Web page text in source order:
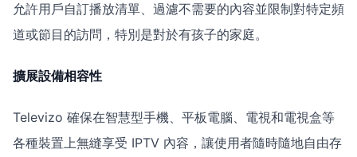
允許用戶自訂播放清單、過濾不需要的內容並限制對特定頻
道或節目的訪問，特別是對於有孩子的家庭。
擴展設備相容性
Televizo 確保在智慧型手機、平板電腦、電視和電視盒等
各種裝置上無縫享受 IPTV 內容，讓使用者隨時隨地自由存